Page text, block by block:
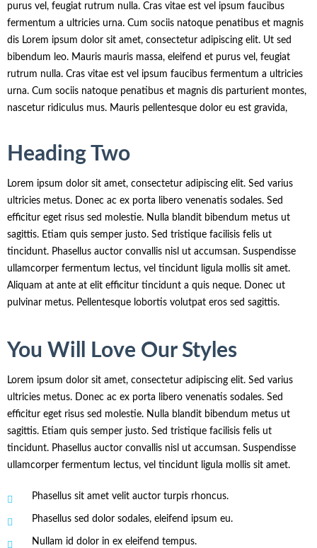
purus vel, feugiat rutrum nulla. Cras vitae est vel ipsum faucibus
fermentum a ultricies urna. Cum sociis natoque penatibus et magnis
dis Lorem ipsum dolor sit amet, consectetur adipiscing elit. Ut sed
bibendum leo. Mauris mauris massa, eleifend et purus vel, feugiat
rutrum nulla. Cras vitae est vel ipsum faucibus fermentum a ultricies
urna. Cum sociis natoque penatibus et magnis dis parturient montes,
nascetur ridiculus mus. Mauris pellentesque dolor eu est gravida,
Heading Two
Lorem ipsum dolor sit amet, consectetur adipiscing elit. Sed varius
ultricies metus. Donec ac ex porta libero venenatis sodales. Sed
efficitur eget risus sed molestie. Nulla blandit bibendum metus ut
sagittis. Etiam quis semper justo. Sed tristique facilisis felis ut
tincidunt. Phasellus auctor convallis nisl ut accumsan. Suspendisse
ullamcorper fermentum lectus, vel tincidunt ligula mollis sit amet.
Aliquam at ante at elit efficitur tincidunt a quis neque. Donec ut
pulvinar metus. Pellentesque lobortis volutpat eros sed sagittis.
You Will Love Our Styles
Lorem ipsum dolor sit amet, consectetur adipiscing elit. Sed varius
ultricies metus. Donec ac ex porta libero venenatis sodales. Sed
efficitur eget risus sed molestie. Nulla blandit bibendum metus ut
sagittis. Etiam quis semper justo. Sed tristique facilisis felis ut
tincidunt. Phasellus auctor convallis nisl ut accumsan. Suspendisse
ullamcorper fermentum lectus, vel tincidunt ligula mollis sit amet.
Phasellus sit amet velit auctor turpis rhoncus.
Phasellus sed dolor sodales, eleifend ipsum eu.
Nullam id dolor in ex eleifend tempus.